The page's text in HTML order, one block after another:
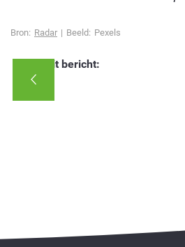
Bron: Radar | Beeld: Pexels
Deel dit bericht: